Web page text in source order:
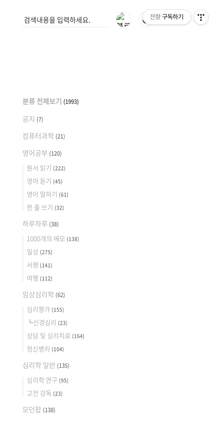
🌓
분류 전체보기 (1993)
공지 (7)
컴퓨터과학 (21)
영어공부 (120)
원서 읽기 (222)
영어 듣기 (45)
영어 말하기 (61)
한 줄 쓰기 (32)
하루하루 (38)
1000개의 메모 (138)
일상 (275)
서평 (141)
여행 (112)
임상심리학 (62)
심리평가 (155)
┗신경심리 (23)
상담 및 심리치료 (164)
정신병리 (104)
심리학 일반 (135)
심리학 연구 (95)
고전 강독 (23)
모던팝 (138)
잔향 구독하기